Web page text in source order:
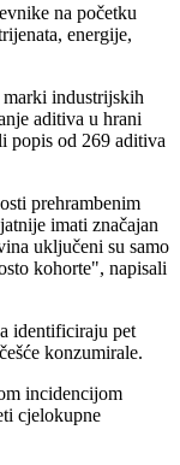
na početku
energije,
industrijskih
aditiva u hrani
popis od 269 aditiva
prehrambenim
imati značajan
uključeni su samo
kohorte", napisali
identificiraju pet
konzumirale.
incidencijom
cjelokupne